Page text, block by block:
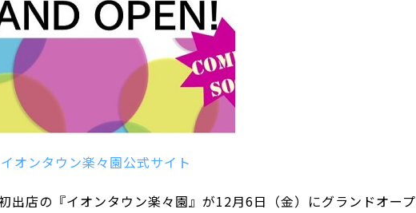
イオンタウン楽々園公式サイト
出店の『イオンタウン楽々園』が12月6日（金）にグランドオープ